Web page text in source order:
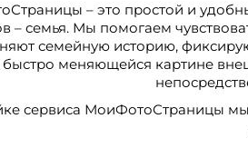
– это простой и
– семья. Мы помогаем
семейную историю,
быстро меняющейся картине
сервиса МоиФотоСтраницы мы